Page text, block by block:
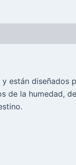
están
la humedad,